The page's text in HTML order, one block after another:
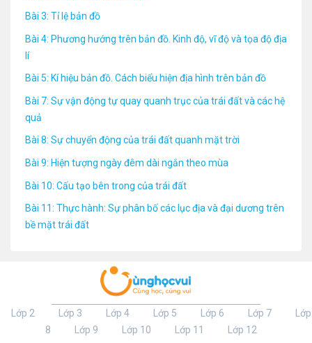
Bài 3: Tỉ lệ bản đồ
Bài 4: Phương hướng trên bản đồ. Kinh độ, vĩ độ và tọa độ địa
lí
Bài 5: Kí hiệu bản đồ. Cách biểu hiện địa hình trên bản đồ
Bài 7: Sự vận động tự quay quanh trục của trái đất và các hệ
quả
Bài 8: Sự chuyển động của trái đất quanh mặt trời
Bài 9: Hiện tượng ngày đêm dài ngắn theo mùa
Bài 10: Cấu tạo bên trong của trái đất
Bài 11: Thực hành: Sự phân bố các lục địa và đại dương trên
bề mặt trái đất
Lớp 2 Lớp 3 Lớp 4 Lớp 5 Lớp 6 Lớp 7
Lớp
8
Lớp 9 Lớp 10 Lớp 11 Lớp 12